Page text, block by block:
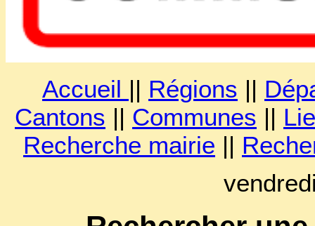
Accueil || Régions ||
Cantons || Communes ||
Recherche mairie ||